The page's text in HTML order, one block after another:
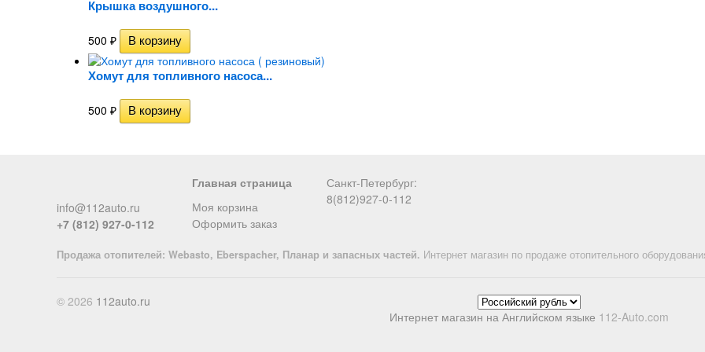
Крышка воздушного...
500 ₽
Хомут для топливного насоса...
500 ₽
info@112auto.ru
+7 (812) 927-0-112
Главная страница
Моя корзина
Оформить заказ
Санкт-Петербург:
8(812)927-0-112
Продажа отопителей: Webasto, Eberspacher, Планар и запасных частей. Интернет магазин по продаже отопительного
© 2026 112auto.ru
Интернет магазин на Английском языке 112-Auto.com